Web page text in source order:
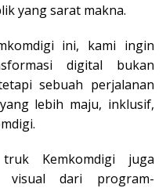
yang sarat makna.
ini, kami ingin
digital bukan
sebuah perjalanan
lebih maju, inklusif,
Kemkomdigi juga
visual dari program-